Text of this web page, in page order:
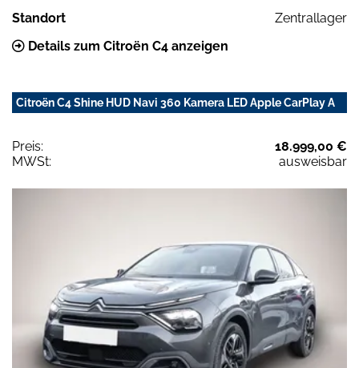
Standort
Zentrallager
Details zum Citroën C4 anzeigen
Citroën C4 Shine HUD Navi 360 Kamera LED Apple CarPlay A
Preis:
18.999,00 €
MWSt:
ausweisbar